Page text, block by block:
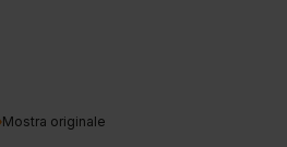
Mostra originale